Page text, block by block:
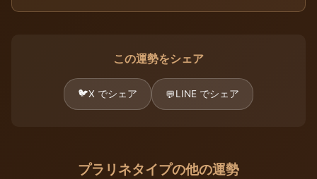
この運勢をシェア
🐦X でシェア 💬LINE でシェア
プラリネタイプの他の運勢